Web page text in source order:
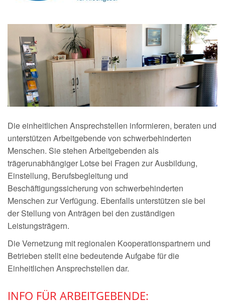
Die einheitlichen Ansprechstellen informieren, beraten und
unterstützen Arbeitgebende von schwerbehinderten
Menschen. Sie stehen Arbeitgebenden als
trägerunabhängiger Lotse bei Fragen zur Ausbildung,
Einstellung, Berufsbegleitung und
Beschäftigungssicherung von schwerbehinderten
Menschen zur Verfügung. Ebenfalls unterstützen sie bei
der Stellung von Anträgen bei den zuständigen
Leistungsträgern.
Die Vernetzung mit regionalen Kooperationspartnern und
Betrieben stellt eine bedeutende Aufgabe für die
Einheitlichen Ansprechstellen dar.
INFO FÜR ARBEITGEBENDE: